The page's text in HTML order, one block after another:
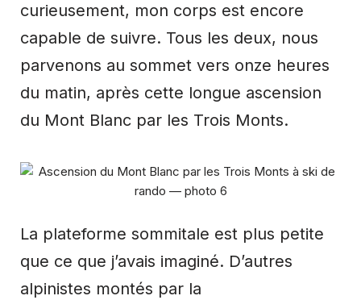
curieusement, mon corps est encore
capable de suivre. Tous les deux, nous
parvenons au sommet vers onze heures
du matin, après cette longue ascension
du Mont Blanc par les Trois Monts.
La plateforme sommitale est plus petite
que ce que j’avais imaginé. D’autres
alpinistes montés par la